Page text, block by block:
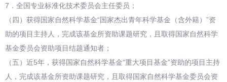
7．全国专业标准化技术委员会主任委员；
（四）获得国家自然科学基金“国家杰出青年科学基金（含外籍）”资
助的项目主持人，完成该基金所资助课题研究，且取得国家自然科学
基金委员会资助项目结题通知者；
（五）近5年，获得国家自然科学基金“重大项目基金”资助的项目主持
人，完成该基金所资助课题研究，且取得国家自然科学基金委员会资